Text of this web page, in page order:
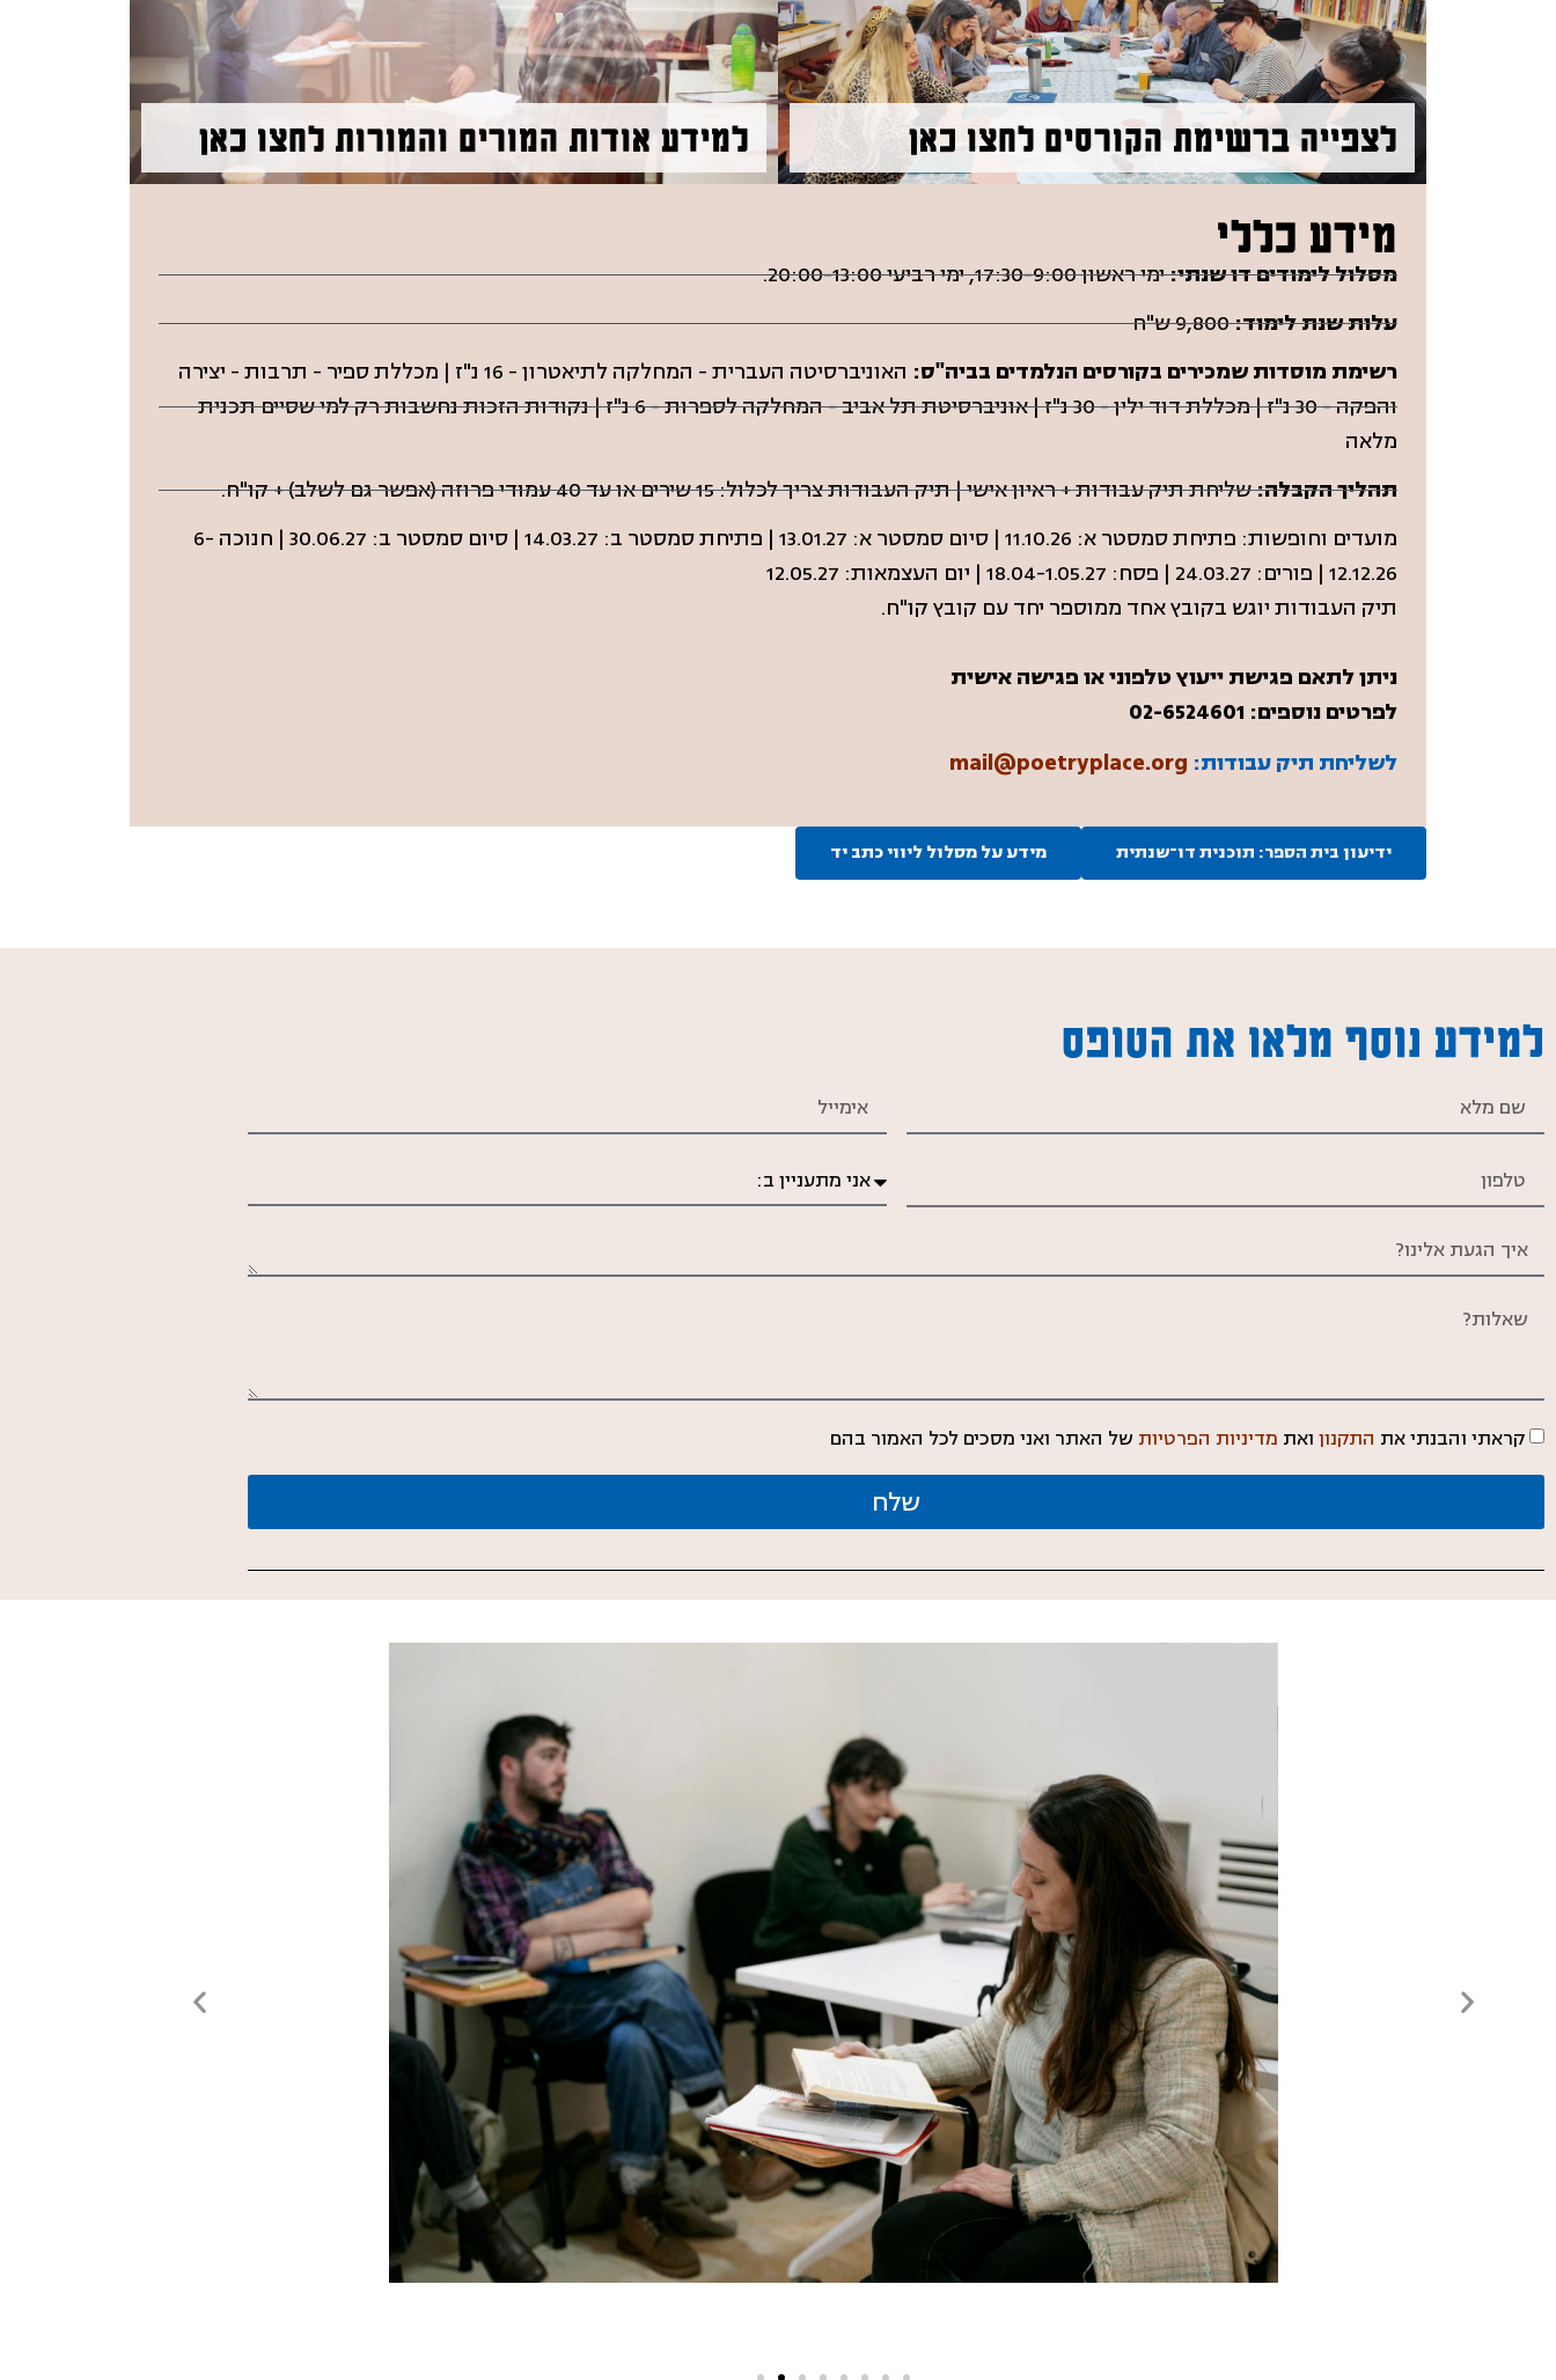
לצפייה ברשימת הקורסים לחצו כאן למידע אודות המורים והמורות לחצו כאן
תיק העבודות יוגש בקובץ אחד ממוספר יחד עם קובץ קו"ח.
ניתן לתאם פגישת ייעוץ טלפוני או פגישה אישית
לפרטים נוספים: 02-6524601
לשליחת תיק עבודות: mail@poetryplace.org
מסלול לימודים דו שנתי:ימי ראשון 17:30-9:00, ימי רביעי 20:00-13:00.
עלות שנת לימוד:9,800 ש"ח
רשימת מוסדות שמכירים בקורסים הנלמדים בביה"ס:
האוניברסיטה העברית - המחלקה לתיאטרון - 16 נ"ז | מכללת ספיר - תרבות - יצירה
והפקה - 30 נ"ז | מכללת דוד ילין - 30 נ"ז | אוניברסיטת תל אביב - המחלקה לספרות - 6 נ"ז | נקודות הזכות נחשבות רק למי שסיים תכנית
מלאה
תהליך הקבלה:שליחת תיק עבודות + ראיון אישי | תיק העבודות צריך לכלול: 15 שירים או עד 40 עמודי פרוזה (אפשר גם לשלב) + קו"ח.
מועדים וחופשות: פתיחת סמסטר א: 11.10.26 | סיום סמסטר א: 13.01.27 | פתיחת סמסטר ב: 14.03.27 | סיום סמסטר ב: 30.06.27 | חנוכה 6-
12.12.26 | פורים: 24.03.27 | פסח: 18.04-1.05.27 | יום העצמאות: 12.05.27
מידע כללי
ידיעון בית הספר: תוכנית דו־שנתית מידע על מסלול ליווי כתב יד
למידע נוסף מלאו את הטופס
קראתי והבנתי את התקנון ואת מדיניות הפרטיות של האתר ואני מסכים לכל האמור בהם
שלח